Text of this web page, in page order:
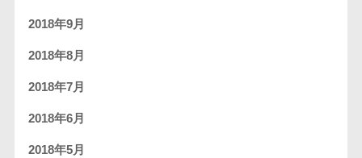
2018年9月
2018年8月
2018年7月
2018年6月
2018年5月